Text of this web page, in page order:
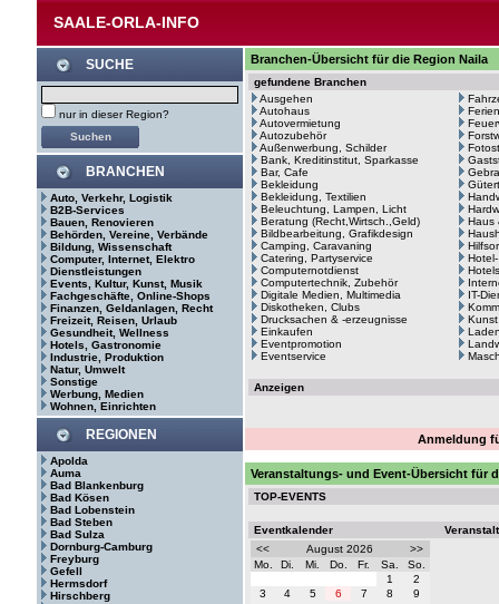
SAALE-ORLA-INFO
SUCHE
nur in dieser Region?
BRANCHEN
Auto, Verkehr, Logistik
B2B-Services
Bauen, Renovieren
Behörden, Vereine, Verbände
Bildung, Wissenschaft
Computer, Internet, Elektro
Dienstleistungen
Events, Kultur, Kunst, Musik
Fachgeschäfte, Online-Shops
Finanzen, Geldanlagen, Recht
Freizeit, Reisen, Urlaub
Gesundheit, Wellness
Hotels, Gastronomie
Industrie, Produktion
Natur, Umwelt
Sonstige
Werbung, Medien
Wohnen, Einrichten
REGIONEN
Apolda
Auma
Bad Blankenburg
Bad Kösen
Bad Lobenstein
Bad Steben
Bad Sulza
Dornburg-Camburg
Freyburg
Gefell
Hermsdorf
Hirschberg
Branchen-Übersicht für die Region Naila
gefundene Branchen
Ausgehen
Autohaus
Autovermietung
Autozubehör
Außenwerbung, Schilder
Bank, Kreditinstitut, Sparkasse
Bar, Cafe
Bekleidung
Bekleidung, Textilien
Beleuchtung, Lampen, Licht
Beratung (Recht,Wirtsch.,Geld)
Bildbearbeitung, Grafikdesign
Camping, Caravaning
Catering, Partyservice
Computernotdienst
Computertechnik, Zubehör
Digitale Medien, Multimedia
Diskotheken, Clubs
Drucksachen & -erzeugnisse
Einkaufen
Eventpromotion
Eventservice
Haus
IT-
Kunst
Anzeigen
Anmeldung
Veranstaltungs- und Event-Übersicht für
TOP-EVENTS
Eventkalender
<<
August 2026
>>
Mo.
Di. Mi. Do. Fr. Sa.
So.
1
2
3
4 5 6 7 8
9